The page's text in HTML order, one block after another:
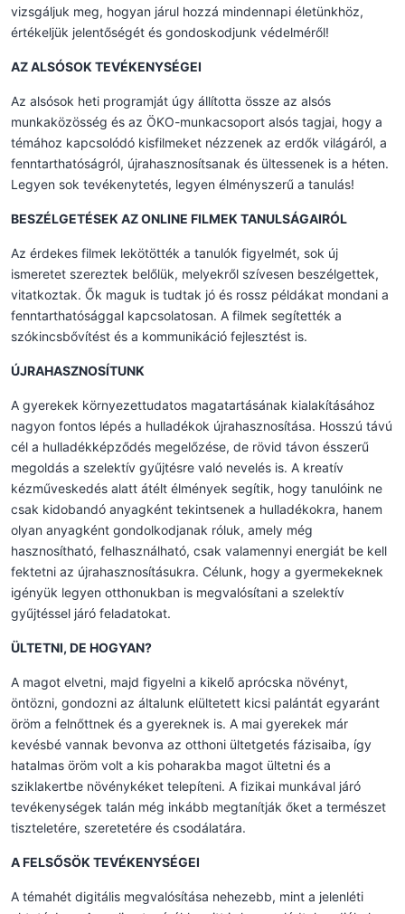
vizsgáljuk meg, hogyan járul hozzá mindennapi életünkhöz,
értékeljük jelentőségét és gondoskodjunk védelméről!
AZ ALSÓSOK TEVÉKENYSÉGEI
Az alsósok heti programját úgy állította össze az alsós
munkaközösség és az ÖKO-munkacsoport alsós tagjai, hogy a
témához kapcsolódó kisfilmeket nézzenek az erdők világáról, a
fenntarthatóságról, újrahasznosítsanak és ültessenek is a héten.
Legyen sok tevékenytetés, legyen élményszerű a tanulás!
BESZÉLGETÉSEK AZ ONLINE FILMEK TANULSÁGAIRÓL
Az érdekes filmek lekötötték a tanulók figyelmét, sok új
ismeretet szereztek belőlük, melyekről szívesen beszélgettek,
vitatkoztak. Ők maguk is tudtak jó és rossz példákat mondani a
fenntarthatósággal kapcsolatosan. A filmek segítették a
szókincsbővítést és a kommunikáció fejlesztést is.
ÚJRAHASZNOSÍTUNK
A gyerekek környezettudatos magatartásának kialakításához
nagyon fontos lépés a hulladékok újrahasznosítása. Hosszú távú
cél a hulladékképződés megelőzése, de rövid távon ésszerű
megoldás a szelektív gyűjtésre való nevelés is. A kreatív
kézműveskedés alatt átélt élmények segítik, hogy tanulóink ne
csak kidobandó anyagként tekintsenek a hulladékokra, hanem
olyan anyagként gondolkodjanak róluk, amely még
hasznosítható, felhasználható, csak valamennyi energiát be kell
fektetni az újrahasznosításukra. Célunk, hogy a gyermekeknek
igényük legyen otthonukban is megvalósítani a szelektív
gyűjtéssel járó feladatokat.
ÜLTETNI, DE HOGYAN?
A magot elvetni, majd figyelni a kikelő aprócska növényt,
öntözni, gondozni az általunk elültetett kicsi palántát egyaránt
öröm a felnőttnek és a gyereknek is. A mai gyerekek már
kevésbé vannak bevonva az otthoni ültetgetés fázisaiba, így
hatalmas öröm volt a kis poharakba magot ültetni és a
sziklakertbe növénykéket telepíteni. A fizikai munkával járó
tevékenységek talán még inkább megtanítják őket a természet
tiszteletére, szeretetére és csodálatára.
A FELSŐSÖK TEVÉKENYSÉGEI
A témahét digitális megvalósítása nehezebb, mint a jelenléti